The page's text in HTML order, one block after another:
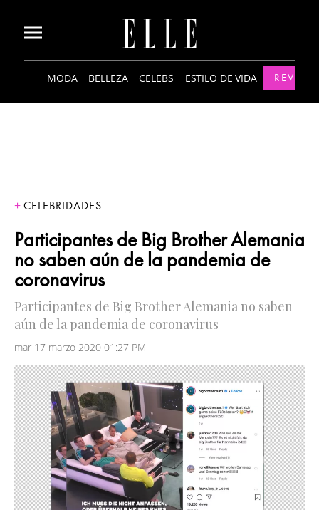
MODA BELLEZA CELEBS ESTILO DE VIDA
CELEBRIDADES
Participantes de Big Brother Alemania
no saben aún de la pandemia de
coronavirus
Participantes de Big Brother Alemania no saben
aún de la pandemia de coronavirus
mar 17 marzo 2020 01:27 PM